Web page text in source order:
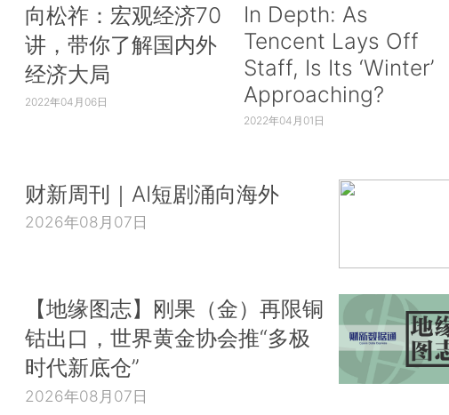
向松祚：宏观经济70
讲，带你了解国内外
经济大局
2022年04月06日
In Depth: As
Tencent Lays Off
Staff, Is Its ‘Winter’
Approaching?
2022年04月01日
财新周刊｜AI短剧涌向海外
2026年08月07日
【地缘图志】刚果（金）再限铜
钴出口，世界黄金协会推“多极
时代新底仓”
2026年08月07日